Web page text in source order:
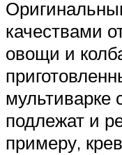
качествами
овощи и
мультиварке
подлежат и
примеру,